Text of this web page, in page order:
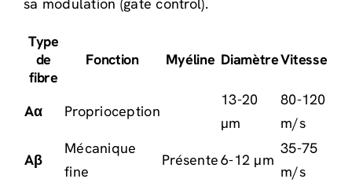
Type
de
fibre
Fonction Myéline DiamètreVitesse
Aα Proprioception
Présente
13-20
µm
80-120
m/s
Aβ
Mécanique
fine
6-12 µm
35-75
m/s